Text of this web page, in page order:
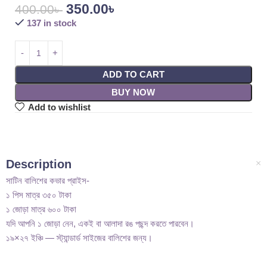
400.00৳ 350.00৳
137 in stock
ADD TO CART
BUY NOW
Add to wishlist
Description
সাটিন বালিশের কভার প্রাইস-
১ পিস মাত্র ৩৫০ টাকা
১ জোড়া মাত্র ৬০০ টাকা
যদি আপনি ১ জোড়া নেন, একই বা আলাদা রঙ পছন্দ করতে পারবেন।
১৯×২৭ ইঞ্চি — স্ট্যান্ডার্ড সাইজের বালিশের জন্য।